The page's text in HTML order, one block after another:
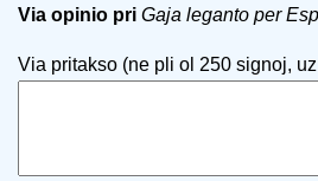
Via opinio pri Gaja leganto per
Via pritakso (ne pli ol 250 signoj,